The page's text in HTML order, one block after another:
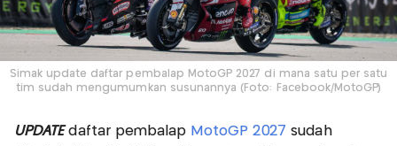
Simak update daftar pembalap MotoGP 2027 di mana satu per satu
tim sudah mengumumkan susunannya (Foto: Facebook/MotoGP)
UPDATEdaftar pembalap MotoGP 2027 sudah